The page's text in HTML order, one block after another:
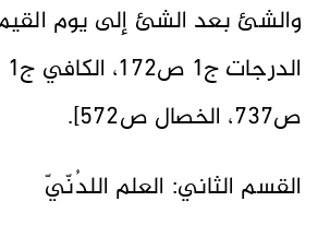
والشئ بعد الشئ إلى يوم
ص737، الخصال ص572].
القسم الثاني: العلم اللدُنّيّ